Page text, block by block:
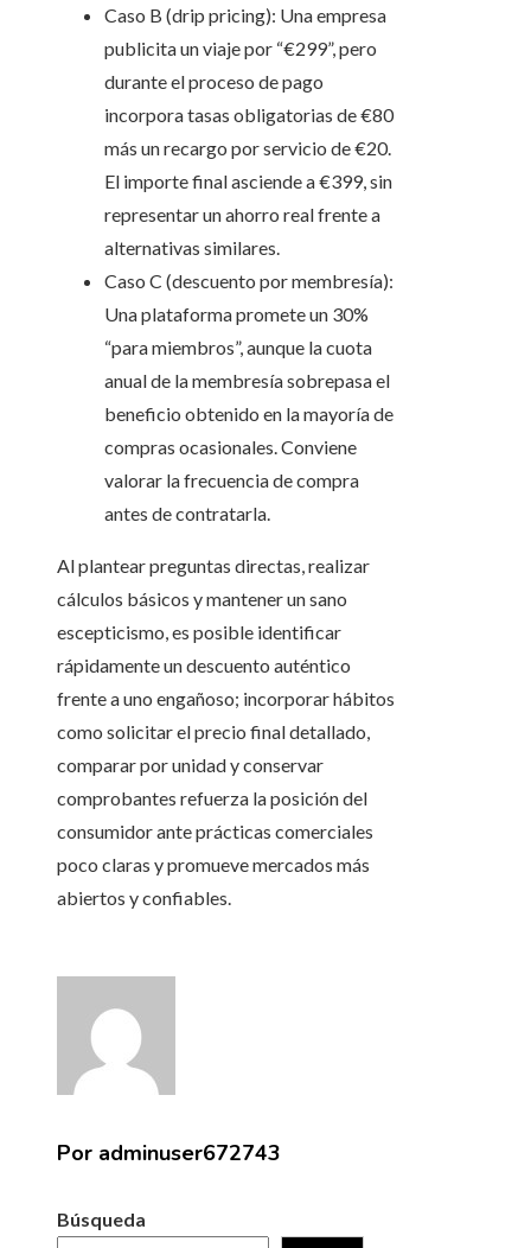
Caso B (drip pricing): Una empresa
publicita un viaje por “€299”, pero
durante el proceso de pago
incorpora tasas obligatorias de €80
más un recargo por servicio de €20.
El importe final asciende a €399, sin
representar un ahorro real frente a
alternativas similares.
Caso C (descuento por membresía):
Una plataforma promete un 30%
“para miembros”, aunque la cuota
anual de la membresía sobrepasa el
beneficio obtenido en la mayoría de
compras ocasionales. Conviene
valorar la frecuencia de compra
antes de contratarla.
Al plantear preguntas directas, realizar
cálculos básicos y mantener un sano
escepticismo, es posible identificar
rápidamente un descuento auténtico
frente a uno engañoso; incorporar hábitos
como solicitar el precio final detallado,
comparar por unidad y conservar
comprobantes refuerza la posición del
consumidor ante prácticas comerciales
poco claras y promueve mercados más
abiertos y confiables.
Por adminuser672743
Búsqueda